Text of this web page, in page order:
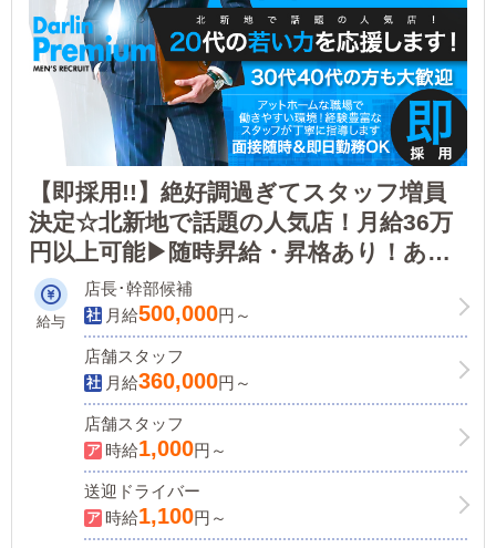
【即採用!!】絶好調過ぎてスタッフ増員
決定☆北新地で話題の人気店！月給36万
円以上可能▶随時昇給・昇格あり！あら
ゆる業界の一流が集まるお店だから、未
経験でも成長を実感できる！
給与
店長･幹部候補
月給500,000円～
店舗スタッフ
月給360,000円～
店舗スタッフ
時給1,000円～
送迎ドライバー
時給1,100円～